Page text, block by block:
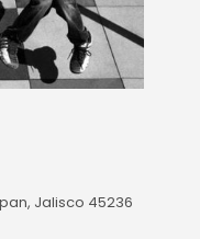
Jalisco 45236